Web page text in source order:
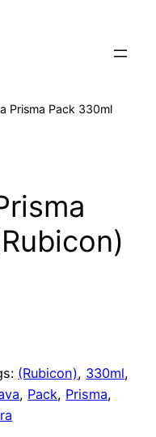
Prisma Pack 330ml
(Rubicon), 330ml
, Pack, Prisma